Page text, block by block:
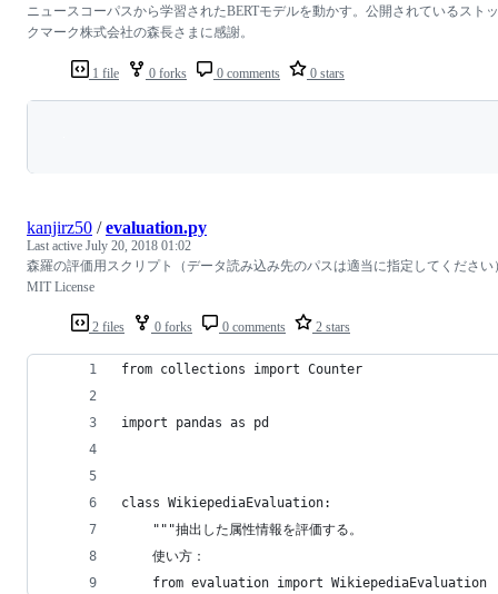
1 file 0 forks 0 comments 0 stars
ニュースコーパスから学習されたBERTモデルを動かす。公開されているストッ
クマーク株式会社の森長さまに感謝。
2 files 0 forks 0 comments 2 stars
kanjirz50 /evaluation.py
Last active July 20, 2018 01:02
森羅の評価用スクリプト（データ読み込み先のパスは適当に指定してください
MIT License
from collections import Counter
import pandas as pd
class WikiepediaEvaluation:
    """抽出した属性情報を評価する。
    使い方：
    from evaluation import WikiepediaEvaluation